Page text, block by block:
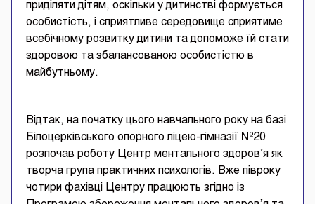
приділяти дітям, оскільки у дитинстві формується
особистість, і сприятливе середовище сприятиме
всебічному розвитку дитини та допоможе їй стати
здоровою та збалансованою особистістю в
майбутньому.
Відтак, на початку цього навчального року на базі
Білоцерківського опорного ліцею-гімназії №20
розпочав роботу Центр ментального здоров’я як
творча група практичних психологів. Вже півроку
чотири фахівці Центру працюють згідно із